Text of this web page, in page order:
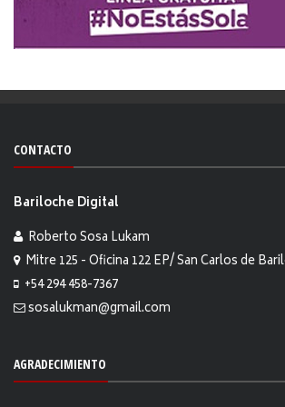
CONTACTO
Bariloche Digital
Roberto Sosa Lukam
Mitre 125 - Oficina 122 EP/ San Carlos de
+54 294 458-7367
sosalukman@gmail.com
AGRADECIMIENTO